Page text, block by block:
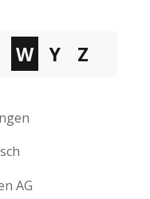
W Y Z
AG